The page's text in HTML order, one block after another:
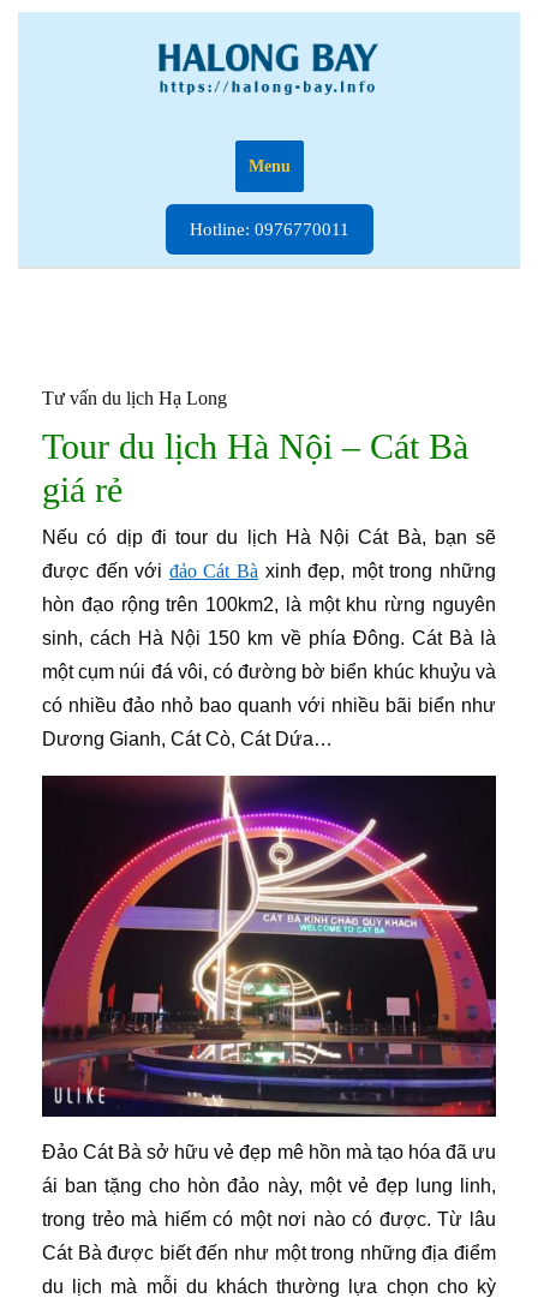
Menu
Hotline: 0976770011
0976770011
Tư vấn du lịch Hạ Long
Tour du lịch Hà Nội – Cát Bà
giá rẻ
Nếu có dịp đi tour du lịch Hà Nội Cát Bà, bạn sẽ
được đến với đảo Cát Bà xinh đẹp, một trong những
hòn đạo rộng trên 100km2, là một khu rừng nguyên
sinh, cách Hà Nội 150 km về phía Đông. Cát Bà là
một cụm núi đá vôi, có đường bờ biển khúc khuỷu và
có nhiều đảo nhỏ bao quanh với nhiều bãi biển như
Dương Gianh, Cát Cò, Cát Dứa…
Đảo Cát Bà sở hữu vẻ đẹp mê hồn mà tạo hóa đã ưu
ái ban tặng cho hòn đảo này, một vẻ đẹp lung linh,
trong trẻo mà hiếm có một nơi nào có được. Từ lâu
Cát Bà được biết đến như một trong những địa điểm
du lịch mà mỗi du khách thường lựa chọn cho kỳ